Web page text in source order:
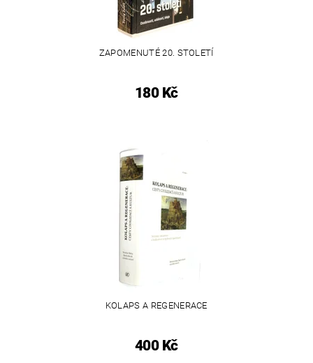
ZAPOMENUTÉ 20. STOLETÍ
180 Kč
KOLAPS A REGENERACE
400 Kč